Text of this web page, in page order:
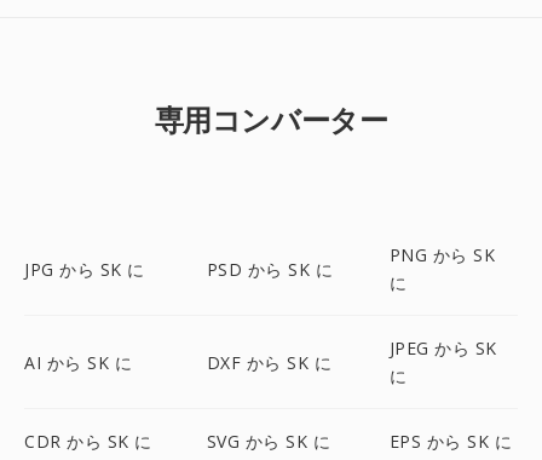
専用コンバーター
JPG から SK に PSD から SK に
PNG から SK
に
AI から SK に DXF から SK に
JPEG から SK
に
CDR から SK に SVG から SK に EPS から SK に